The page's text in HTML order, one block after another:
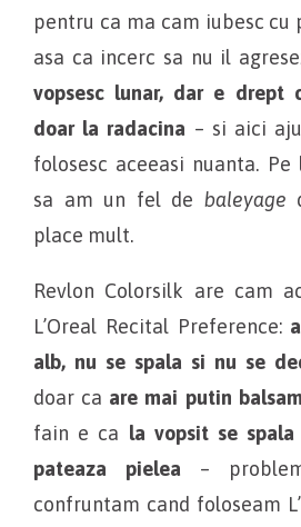
pentru ca ma cam iubesc cu
asa ca incerc sa nu il
vopsesc lunar, dar e drept
doar la radacina – si aici
folosesc aceeasi nuanta.
sa am un fel de baleyage
place mult.
Revlon Colorsilk are cam
L’Oreal Recital Preference:
alb, nu se spala si nu se
doar ca are mai putin
fain e ca la vopsit se
pateaza pielea –
confruntam cand foloseam